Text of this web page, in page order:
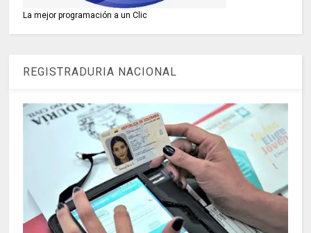
La mejor programación a un Clic
REGISTRADURIA NACIONAL